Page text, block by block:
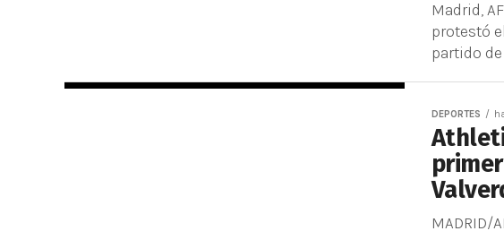
Madrid,
protestó
partido
DEPORTES
MADRID/